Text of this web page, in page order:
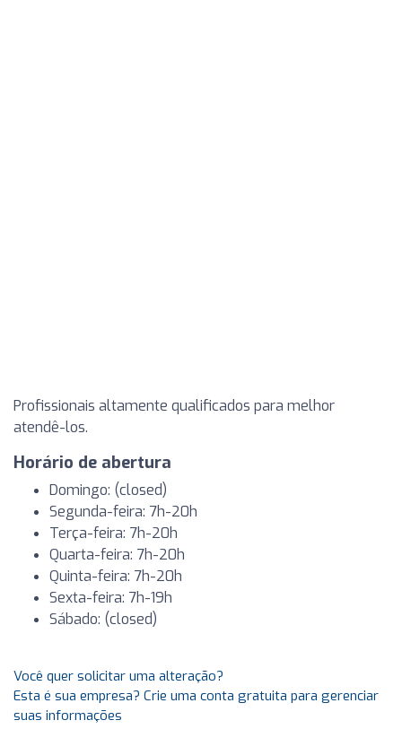
Profissionais altamente qualificados para melhor
atendê-los.
Horário de abertura
Domingo: (closed)
Segunda-feira: 7h-20h
Terça-feira: 7h-20h
Quarta-feira: 7h-20h
Quinta-feira: 7h-20h
Sexta-feira: 7h-19h
Sábado: (closed)
Você quer solicitar uma alteração?
Esta é sua empresa? Crie uma conta gratuita para gerenciar
suas informações